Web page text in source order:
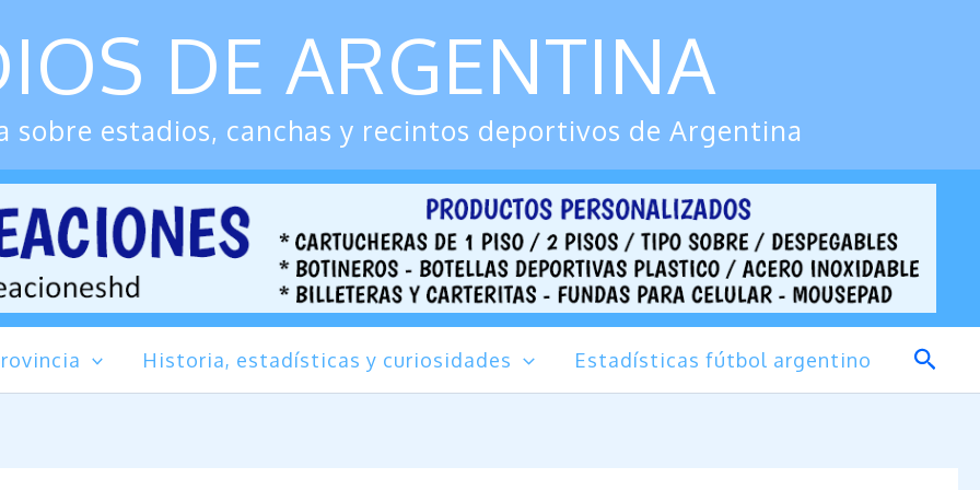
DE ARGENTINA
sobre estadios, canchas y recintos deportivos de Argentina
Historia, estadísticas y curiosidades Estadísticas fútbol argentino